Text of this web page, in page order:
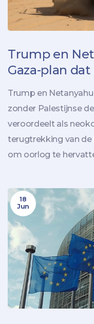
Trump en
Gaza-plan
veroordeelt
project’
Trump en
zonder Palestijnse
veroordeelt als
terugtrekking van de
om oorlog te
18
Jun